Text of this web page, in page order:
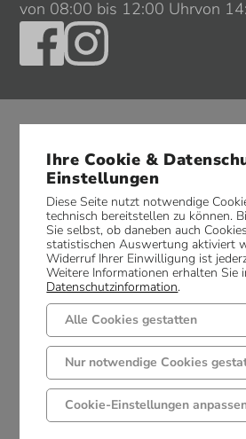
von 08:00 bis 12:00 Uhrvon
Ihre Cookie &
Einstellungen
Diese Seite nutzt notwendige
technisch bereitstellen zu können.
Sie selbst, ob daneben auch
statistischen Auswertung aktiviert
Widerruf Ihrer Einwilligung ist
Weitere Informationen erhalten Sie
Datenschutzinformation.
Alle Cookies gestatten
Nur notwendige Cookies
Cookie-Einstellungen